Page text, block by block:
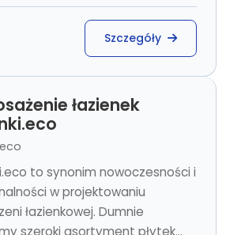
Szczegóły
łazienek
to synonim nowoczesności i
w projektowaniu
łazienkowej. Dumnie
szeroki asortyment płytek...